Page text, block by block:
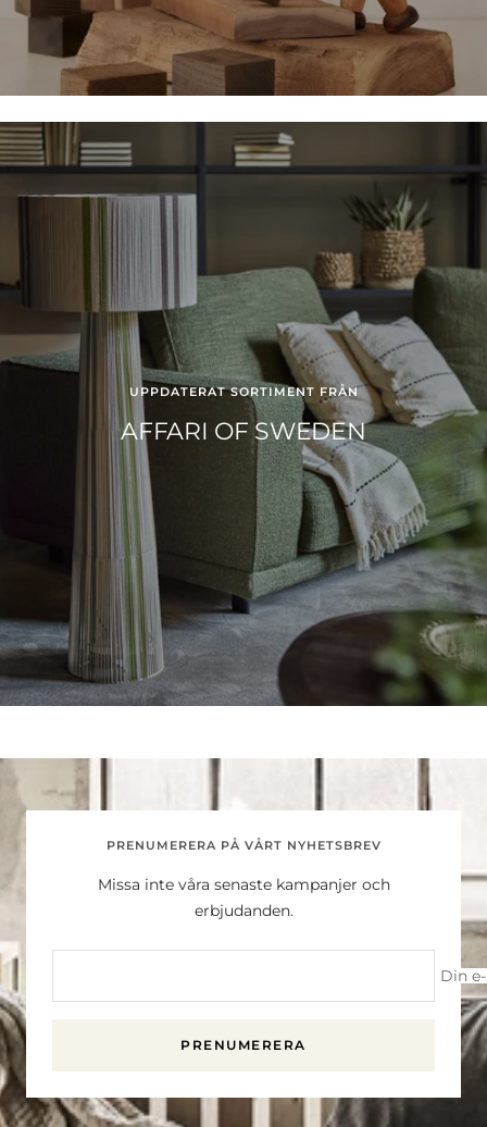
UPPDATERAT SORTIMENT FRÅN
AFFARI OF SWEDEN
PRENUMERERA PÅ VÅRT NYHETSBREV
Missa inte våra senaste kampanjer och
erbjudanden.
Din
PRENUMERERA